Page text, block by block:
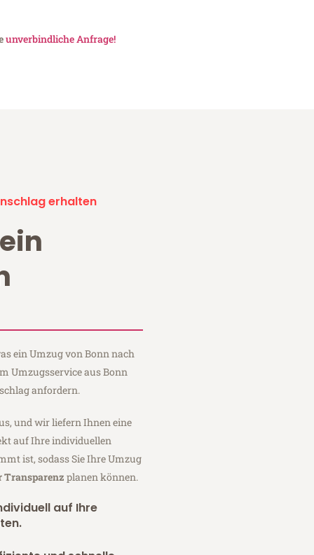
unverbindliche Anfrage!
erhalten
ein Umzug von Bonn nach
Umzugsservice aus Bonn
anfordern.
und wir liefern Ihnen eine
auf Ihre individuellen
ist, sodass Sie Ihre Umzug
Transparenz planen können.
auf Ihre